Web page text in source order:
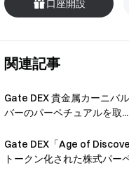
口座開設
関連記事
Gate DEX 貴金属カーニバ
バーのパーペチュアルを取...
Gate DEX「Age of
トークン化された株式パー